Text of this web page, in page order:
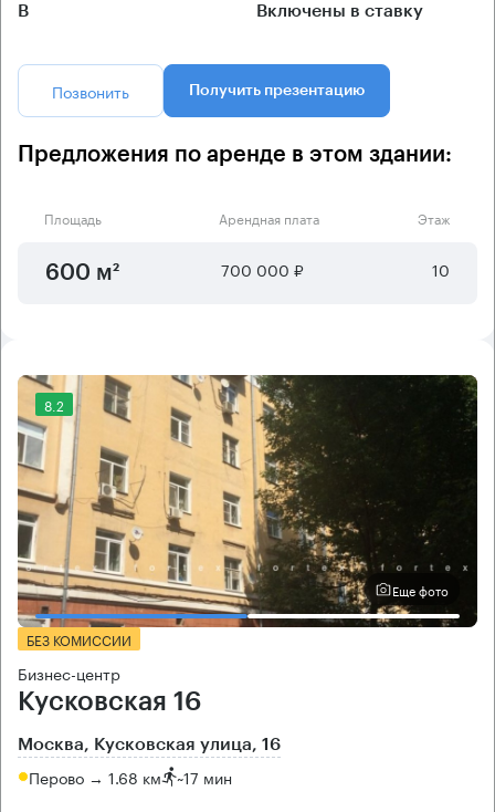
B Включены в ставку
Позвонить Получить презентацию
Предложения по аренде в этом здании:
Площадь Арендная плата Этаж
600 м² 700 000 ₽ 10
8.2
Еще фото
БЕЗ КОМИССИИ
Бизнес-центр
Кусковская 16
Москва, Кусковская улица, 16
Перово → 1.68 км ~17 мин